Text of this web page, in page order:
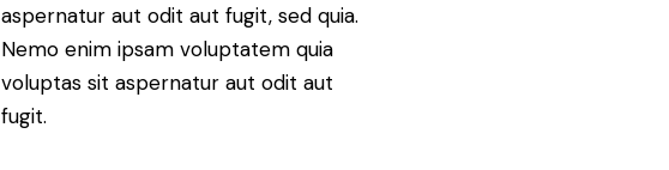
aspernatur aut odit aut fugit, sed quia.
Nemo enim ipsam voluptatem quia
voluptas sit aspernatur aut odit aut
fugit.